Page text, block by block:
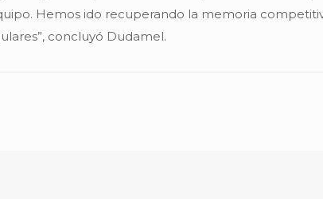
Hemos ido recuperando la memoria
concluyó Dudamel.